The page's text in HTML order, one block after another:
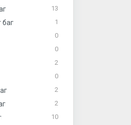
13
баг 1
0
0
2
0
2
2
10